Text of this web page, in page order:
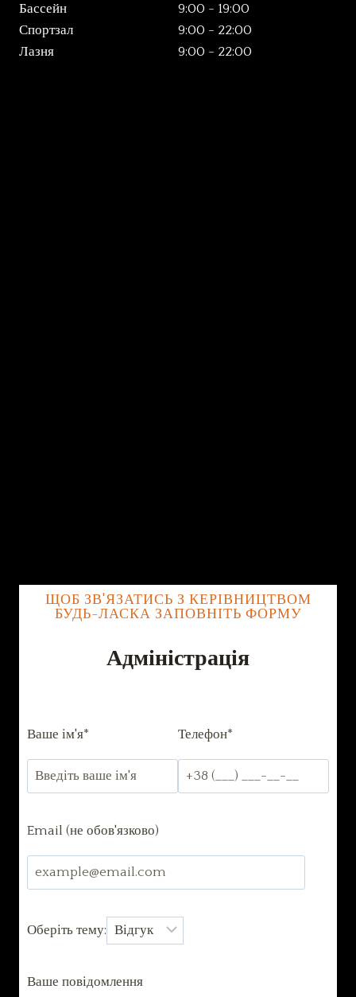
Бассейн
Спортзал
Лазня
9:00 - 19:00
9:00 - 22:00
9:00 - 22:00
ЩОБ ЗВ'ЯЗАТИСЬ З КЕРІВНИЦТВОМ
БУДЬ-ЛАСКА ЗАПОВНІТЬ ФОРМУ
Адміністрація
Ваше ім'я* Телефон*
Email (не обов'язково)
Оберіть тему:
Ваше повідомлення